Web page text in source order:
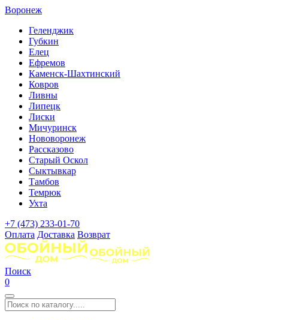
Воронеж
Геленджик
Губкин
Елец
Ефремов
Каменск-Шахтинский
Ковров
Ливны
Липецк
Лиски
Мичуринск
Нововоронеж
Рассказово
Старый Оскол
Сыктывкар
Тамбов
Темрюк
Ухта
+7 (473) 233-01-70
Оплата Доставка Возврат
Поиск
0